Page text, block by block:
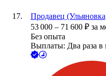
Продавец
53 000 – 71 600 ₽ за
Без опыта
Выплаты: Два раза в